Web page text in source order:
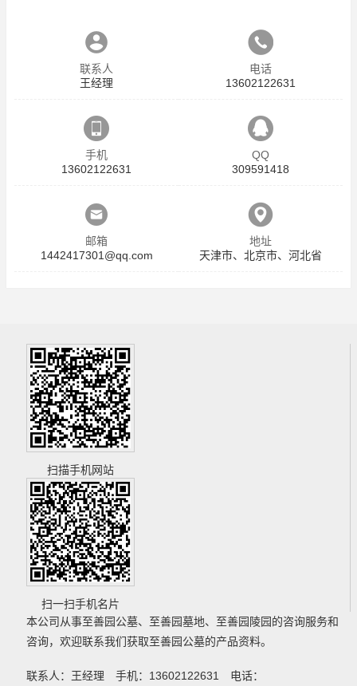
联系人
王经理
电话
13602122631
手机
13602122631
QQ
309591418
邮箱
1442417301@qq.com
地址
天津市、北京市、河北省
扫描手机网站
扫一扫手机名片
本公司从事至善园公墓、 至善园墓地、 至善园陵园的咨询服务和
咨询，欢迎联系我们获取至善园公墓的产品资料。
联系人：王经理 手机：13602122631 电话：